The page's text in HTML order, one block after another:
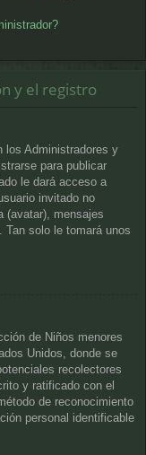
y el registro
los Administradores y
para publicar
le dará acceso a
invitado no
(avatar), mensajes
solo le tomará unos
de Niños menores
Unidos, donde se
recolectores
y ratificado con el
de reconocimiento
personal identificable